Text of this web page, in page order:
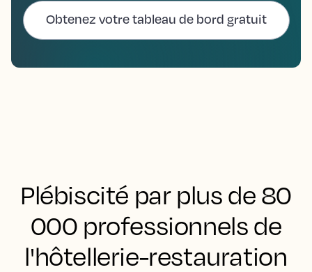
Obtenez votre tableau de bord gratuit
Plébiscité par plus de 80
000 professionnels de
l'hôtellerie-restauration